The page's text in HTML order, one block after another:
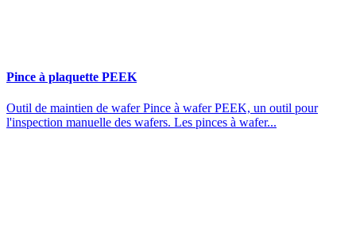
Pince à plaquette PEEK
Outil de maintien de wafer Pince à wafer PEEK, un outil pour
l'inspection manuelle des wafers. Les pinces à wafer...